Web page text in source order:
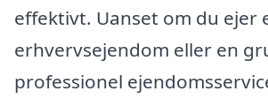
effektivt. Uanset om du ejer
erhvervsejendom eller en
professionel